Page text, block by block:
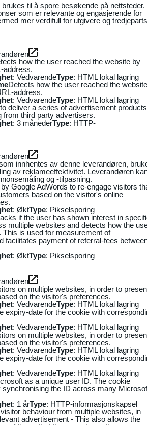
til å spore besøkende på nettsteder.
som er relevante og engasjerende for
mer verdifull for utgivere og tredjeparts
how the user reached the website by
address.
: VedvarendeType: HTML lokal lagring
Detects how the user reached the website
address.
: VedvarendeType: HTML lokal lagring
deliver a series of advertisement products
from third party advertisers.
: 3 månederType: HTTP-
innhentes av denne leverandøren,
av reklameeffektivitet. Leverandøren
og -tilpasning.
Google AdWords to re-engage visitors
based on the visitor's online
: ØktType: Pikselsporing
if the user has shown interest in
multiple websites and detects how the
This is used for measurement of
facilitates payment of referral-fees
: ØktType: Pikselsporing
on multiple websites, in order to
on the visitor's preferences.
: VedvarendeType: HTML lokal lagring
expiry-date for the cookie with
: VedvarendeType: HTML lokal lagring
on multiple websites, in order to
on the visitor's preferences.
: VedvarendeType: HTML lokal lagring
expiry-date for the cookie with
: VedvarendeType: HTML lokal lagring
as a unique user ID. The cookie
the ID across many
: 1 årType: HTTP-informasjonskapsel
behaviour from multiple websites, in
advertisement - This also allows the